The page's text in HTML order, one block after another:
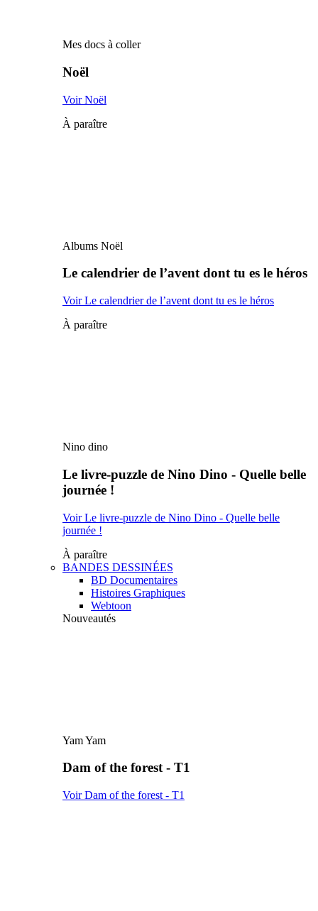
Mes docs à coller
Noël
Voir Noël
À paraître
Albums Noël
Le calendrier de l’avent dont tu es le héros
Voir Le calendrier de l’avent dont tu es le héros
À paraître
Nino dino
Le livre-puzzle de Nino Dino - Quelle belle
journée !
Voir Le livre-puzzle de Nino Dino - Quelle belle
journée !
À paraître
BANDES DESSINÉES
BD Documentaires
Histoires Graphiques
Webtoon
Nouveautés
Yam Yam
Dam of the forest - T1
Voir Dam of the forest - T1